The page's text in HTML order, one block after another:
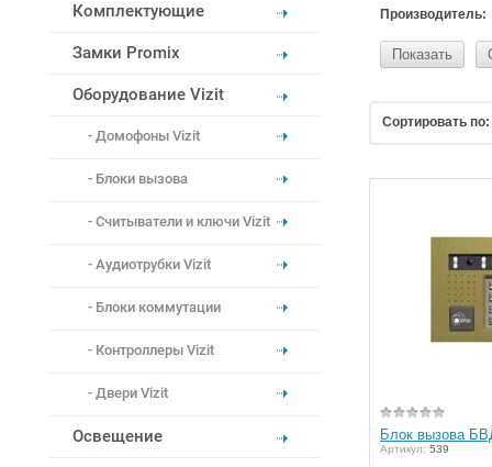
Комплектующие
Замки Promix
Оборудование Vizit
Домофоны Vizit
Блоки вызова
Считыватели и ключи Vizit
Аудиотрубки Vizit
Блоки коммутации
Контроллеры Vizit
Двери Vizit
Освещение
Производитель:
Показать
Сортировать по:
Блок вызова
Артикул: 539